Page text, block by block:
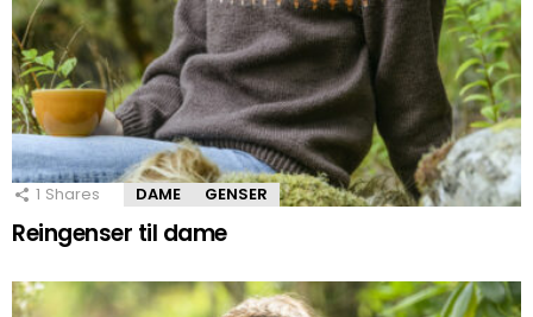
1 Shares DAME GENSER
Reingenser til dame